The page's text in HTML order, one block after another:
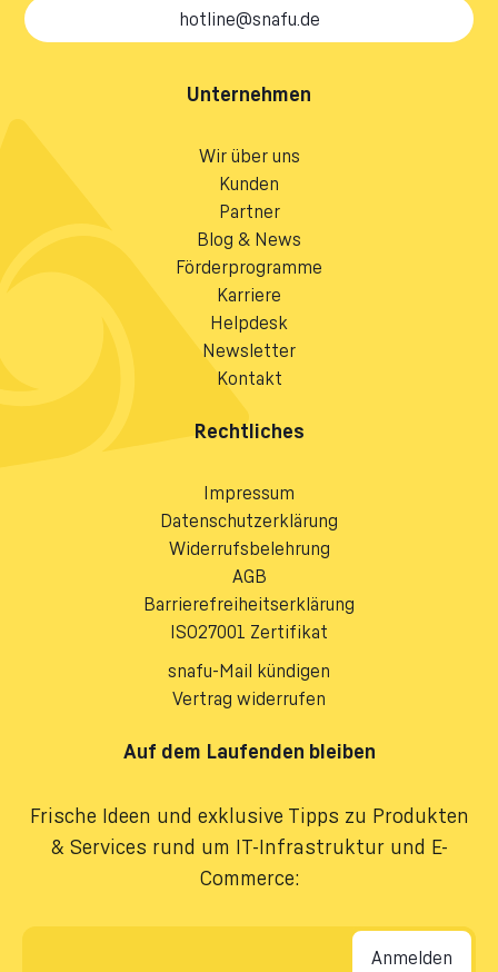
hotline@snafu.de
Unternehmen
Wir über uns
Kunden
Partner
Blog & News
Förderprogramme
Karriere
Helpdesk
Newsletter
Kontakt
Rechtliches
Impressum
Datenschutzerklärung
Widerrufsbelehrung
AGB
Barrierefreiheitserklärung
ISO27001 Zertifikat
snafu-Mail kündigen
Vertrag widerrufen
Auf dem Laufenden bleiben
Frische Ideen und exklusive Tipps zu Produkten
& Services rund um IT-Infrastruktur und E-
Commerce:
E-Mail-Adresse